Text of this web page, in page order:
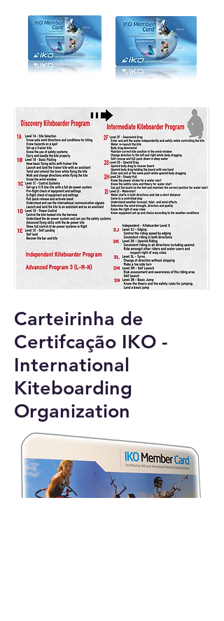
Carteirinha de
Certifcação IKO -
International
Kiteboarding
Organization